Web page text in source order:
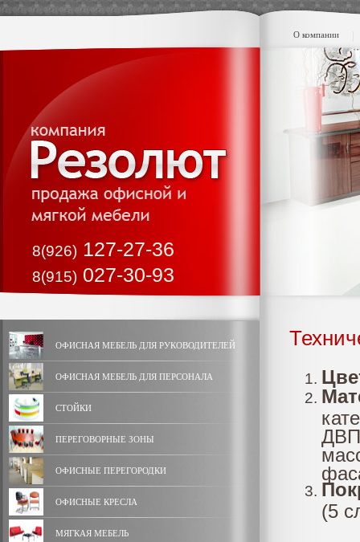
8(926) 127-27-36
8(915) 027-30-93
О компании
ОФИСНАЯ МЕБЕЛЬ ДЛЯ РУКОВОДИТЕЛЕЙ
ОФИСНАЯ МЕБЕЛЬ ДЛЯ ПЕРСОНАЛА
СТОЙКИ
ПЕРЕГОВОРНЫЕ ЗОНЫ
ОФИСНЫЕ ПЕРЕГОРОДКИ
ОФИСНЫЕ КРЕСЛА
МЯГКАЯ МЕБЕЛЬ
(5